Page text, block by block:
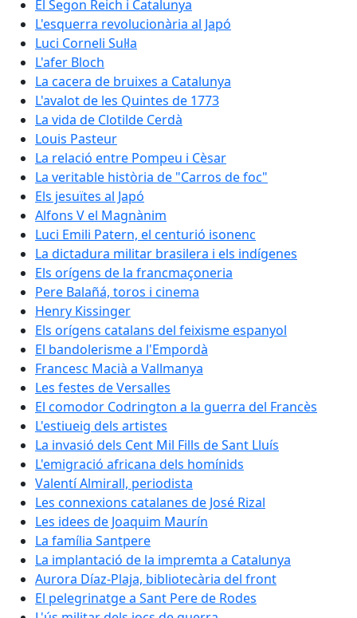
El Segon Reich i Catalunya
L'esquerra revolucionària al Japó
Luci Corneli Sul·la
L'afer Bloch
La cacera de bruixes a Catalunya
L'avalot de les Quintes de 1773
La vida de Clotilde Cerdà
Louis Pasteur
La relació entre Pompeu i Cèsar
La veritable història de "Carros de foc"
Els jesuïtes al Japó
Alfons V el Magnànim
Luci Emili Patern, el centurió isonenc
La dictadura militar brasilera i els indígenes
Els orígens de la francmaçoneria
Pere Balañá, toros i cinema
Henry Kissinger
Els orígens catalans del feixisme espanyol
El bandolerisme a l'Empordà
Francesc Macià a Vallmanya
Les festes de Versalles
El comodor Codrington a la guerra del Francès
L'estiueig dels artistes
La invasió dels Cent Mil Fills de Sant Lluís
L'emigració africana dels homínids
Valentí Almirall, periodista
Les connexions catalanes de José Rizal
Les idees de Joaquim Maurín
La família Santpere
La implantació de la impremta a Catalunya
Aurora Díaz-Plaja, bibliotecària del front
El pelegrinatge a Sant Pere de Rodes